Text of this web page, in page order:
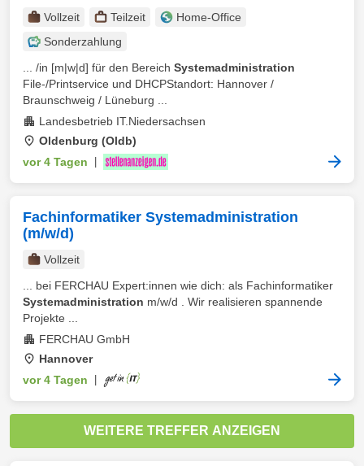
Vollzeit Teilzeit
Home-Office
Sonderzahlung
... /in [m|w|d] für den Bereich Systemadministration
File-/Printservice und DHCPStandort: Hannover /
Braunschweig / Lüneburg ...
Landesbetrieb IT.Niedersachsen
Oldenburg (Oldb)
vor 4 Tagen
Fachinformatiker Systemadministration
(m/w/d)
Vollzeit
... bei FERCHAU Expert:innen wie dich: als Fachinformatiker
Systemadministration m/w/d . Wir realisieren spannende
Projekte ...
FERCHAU GmbH
Hannover
vor 4 Tagen
WEITERE TREFFER ANZEIGEN